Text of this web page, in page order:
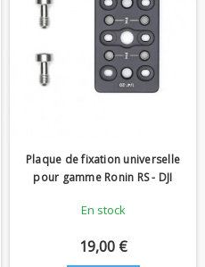
Plaque de fixation universelle
pour gamme Ronin RS - DJI
En stock
19,00 €